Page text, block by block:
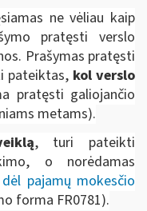
ne vėliau kaip
pratęsti verslo
Prašymas pratęsti
pateiktas, kol verslo
pratęsti galiojančio
metams).
, turi pateikti
o norėdamas
pajamų mokesčio
forma FR0781).